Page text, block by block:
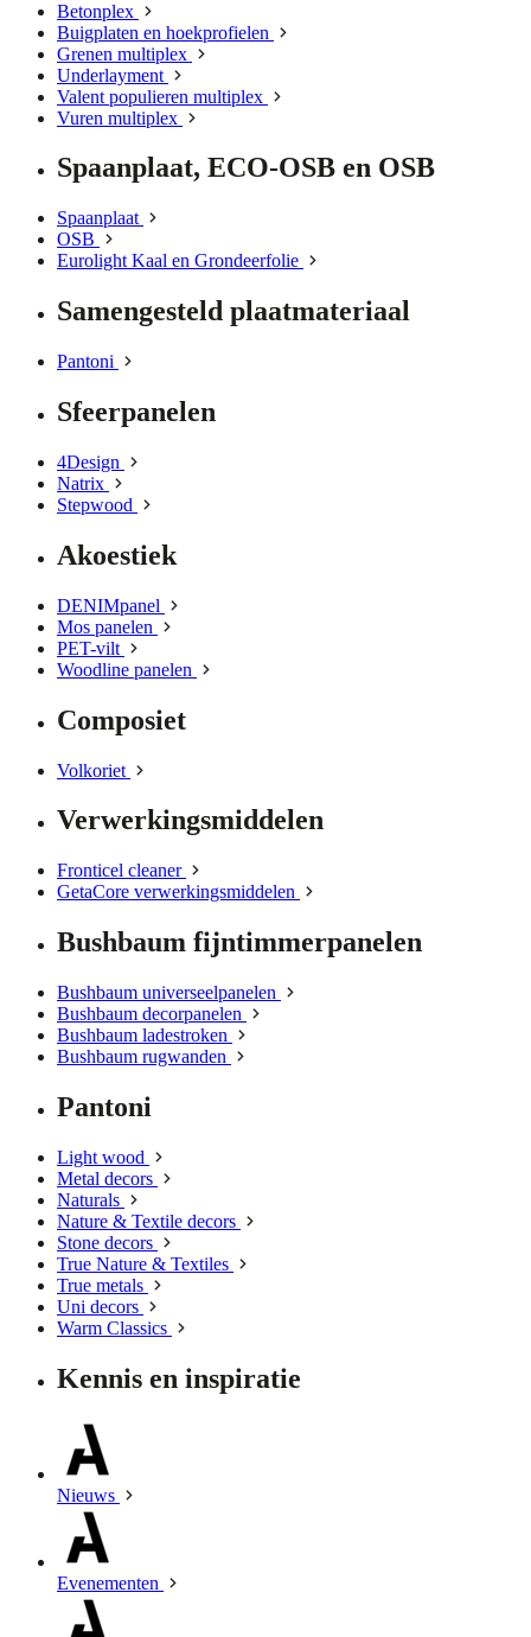
Betonplex
Buigplaten en hoekprofielen
Grenen multiplex
Underlayment
Valent populieren multiplex
Vuren multiplex
Spaanplaat, ECO-OSB en OSB
Spaanplaat
OSB
Eurolight Kaal en Grondeerfolie
Samengesteld plaatmateriaal
Pantoni
Sfeerpanelen
4Design
Natrix
Stepwood
Akoestiek
DENIMpanel
Mos panelen
PET-vilt
Woodline panelen
Composiet
Volkoriet
Verwerkingsmiddelen
Fronticel cleaner
GetaCore verwerkingsmiddelen
Bushbaum fijntimmerpanelen
Bushbaum universeelpanelen
Bushbaum decorpanelen
Bushbaum ladestroken
Bushbaum rugwanden
Pantoni
Light wood
Metal decors
Naturals
Nature & Textile decors
Stone decors
True Nature & Textiles
True metals
Uni decors
Warm Classics
Kennis en inspiratie
Nieuws
Evenementen